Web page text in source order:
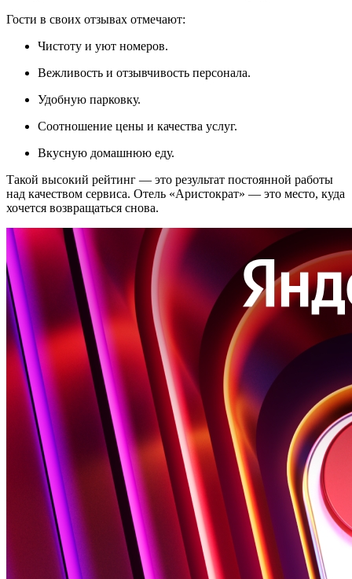
Гости в своих отзывах отмечают:
Чистоту и уют номеров.
Вежливость и отзывчивость персонала.
Удобную парковку.
Соотношение цены и качества услуг.
Вкусную домашнюю еду.
Такой высокий рейтинг — это результат постоянной работы
над качеством сервиса. Отель «Аристократ» — это место, куда
хочется возвращаться снова.